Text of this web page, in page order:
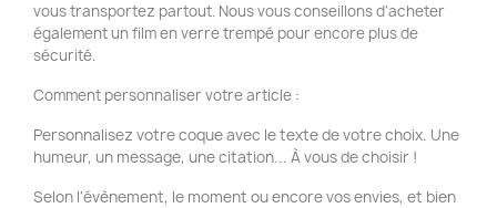
vous transportez partout. Nous vous conseillons d'acheter
également un film en verre trempé pour encore plus de
sécurité.
Comment personnaliser votre article :
Personnalisez votre coque avec le texte de votre choix. Une
humeur, un message, une citation... À vous de choisir !
Selon l'évènement, le moment ou encore vos envies, et bien